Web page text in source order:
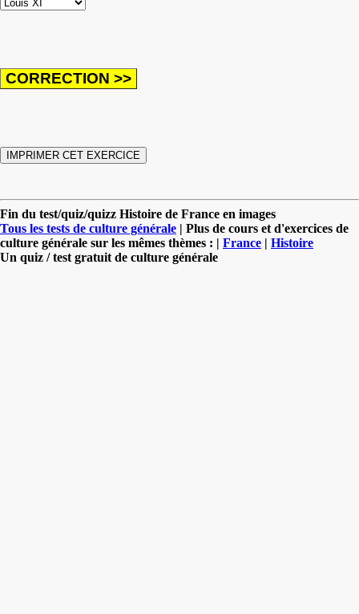
Fin du test/quiz/quizz Histoire de France en images
Tous les tests de culture générale | Plus de cours et d'exercices de
culture générale sur les mêmes thèmes : | France | Histoire
Un quiz / test gratuit de culture générale